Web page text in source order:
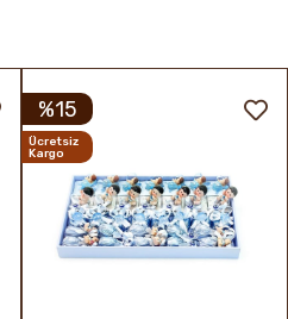
%15
Ücretsiz
Kargo